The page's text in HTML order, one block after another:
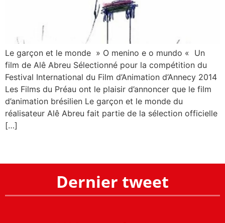
Le garçon et le monde » O menino e o mundo « Un
film de Alê Abreu Sélectionné pour la compétition du
Festival International du Film d’Animation d’Annecy 2014
Les Films du Préau ont le plaisir d’annoncer que le film
d’animation brésilien Le garçon et le monde du
réalisateur Alê Abreu fait partie de la sélection officielle
[…]
Dernier tweet